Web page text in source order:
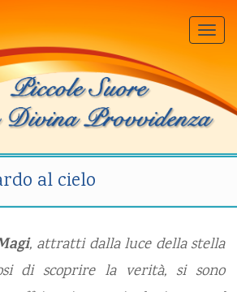
al cielo
, attratti dalla luce della stella
di scoprire la verità, si sono